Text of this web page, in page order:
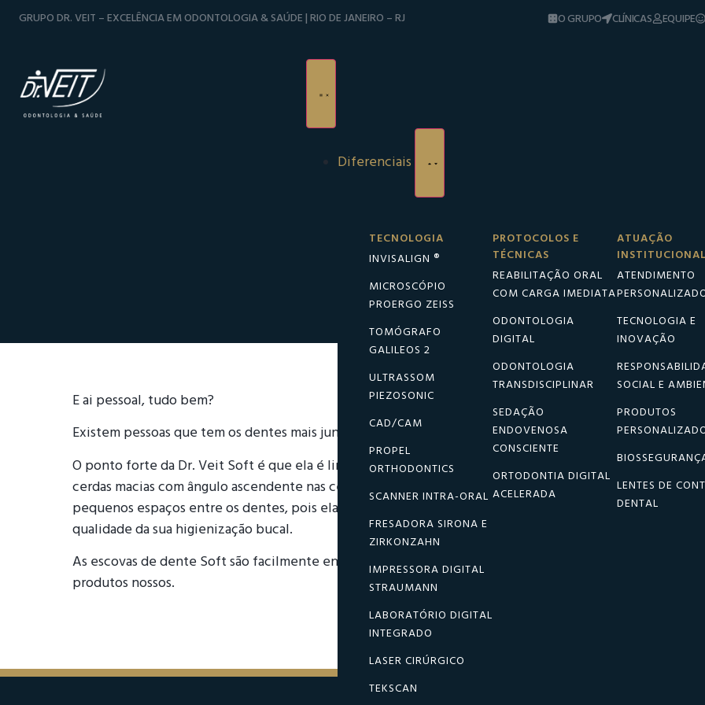
GRUPO DR. VEIT – EXCELÊNCIA EM ODONTOLOGIA & SAÚDE | RIO DE JANEIRO – RJ O GRUPO CLÍNICAS EQUIPE
Diferenciais
TECNOLOGIA
INVISALIGN ®
MICROSCÓPIO
PROERGO ZEISS
TOMÓGRAFO
GALILEOS 2
ULTRASSOM
PIEZOSONIC
CAD/CAM
PROPEL
ORTHODONTICS
SCANNER INTRA-ORAL
FRESADORA SIRONA E
ZIRKONZAHN
IMPRESSORA DIGITAL
STRAUMANN
LABORATÓRIO DIGITAL
INTEGRADO
LASER CIRÚRGICO
TEKSCAN
PROTOCOLOS E
TÉCNICAS
REABILITAÇÃO ORAL
COM CARGA IMEDIATA
ODONTOLOGIA
DIGITAL
ODONTOLOGIA
TRANSDISCIPLINAR
SEDAÇÃO
ENDOVENOSA
CONSCIENTE
ORTODONTIA DIGITAL
ACELERADA
ATUAÇÃO
INSTITUCIONAL
ATENDIMENTO
TECNOLOGIA E
INOVAÇÃO
SOCIAL E
PRODUTOS
LENTES DE
DENTAL
Dr. Veit Soft
E ai pessoal, tudo bem?
Existem pessoas que tem os dentes mais juntinhos ou mais espaçados.
O ponto forte da Dr. Veit Soft é que ela é limpa facilmente os espaços entre os dentes, pois tem
cerdas macias com ângulo ascendente nas cerdas da ponta. Perfeita para pessoas que tem
pequenos espaços entre os dentes, pois ela atinge com mais eficiência essas áreas e potencializa a
qualidade da sua higienização bucal.
As escovas de dente Soft são facilmente encontradas no site da UOL shopping: além de outros
produtos nossos.